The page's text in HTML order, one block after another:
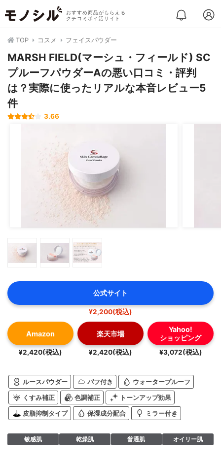
おすすめ商品がもらえる
クチコミポイ活サイト
TOP コスメ フェイスパウダー
MARSH FIELD(マーシュ・フィールド) SC
プルーフパウダーAの悪い口コミ・評判
は？実際に使ったリアルな本音レビュー5
件
3.66
公式サイト
¥2,200(税込)
Amazon
¥2,420(税込)
楽天市場
¥2,420(税込)
Yahoo!
ショッピング
¥3,072(税込)
ルースパウダー パフ付き ウォータープルーフ
くすみ補正 色調補正 トーンアップ効果
皮脂抑制タイプ 保湿成分配合 ミラー付き
敏感肌 乾燥肌 普通肌 オイリー肌